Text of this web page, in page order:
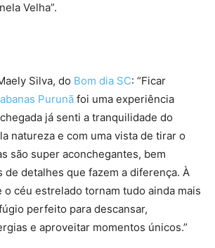
Velha”.
Silva, do Bom dia SC: “Ficar
Purunã foi uma experiência
já senti a tranquilidade do
natureza e com uma vista de tirar o
são super aconchegantes, bem
de detalhes que fazem a diferença. À
o céu estrelado tornam tudo ainda mais
perfeito para descansar,
e aproveitar momentos únicos.”